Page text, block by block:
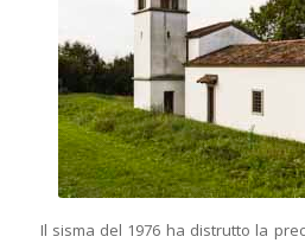
Il sisma del 1976 ha distrutto la